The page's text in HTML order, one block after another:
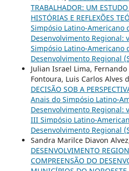
TRABALHADOR: UM ESTUDO
HISTÓRIAS E REFLEXÕES
Simpósio Latino-Americano
Desenvolvimento Regional:
Simpósio Latino-Americano
Desenvolvimento Regional
Julian Israel Lima,
Fontoura, Luis Carlos Alves
DECISÃO SOB A
Anais do Simpósio Latino-
Desenvolvimento Regional:
III Simpósio Latino-
Desenvolvimento Regional
Sandra Marilce Diavon
DESENVOLVIMENTO
COMPREENSÃO DO